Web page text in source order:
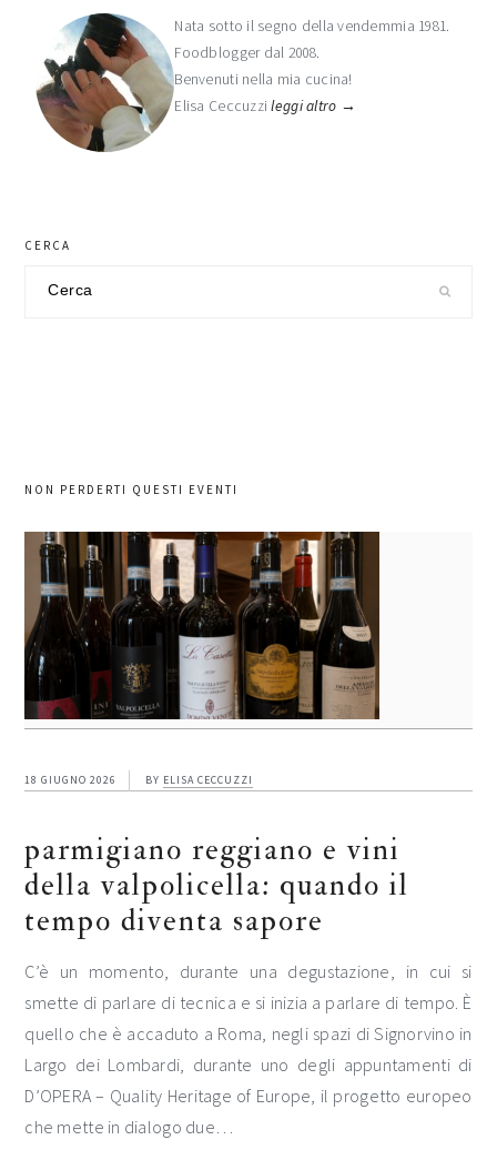
laterale
primaria
Nata sotto il segno della vendemmia 1981.
Foodblogger dal 2008.
Benvenuti nella mia cucina!
Elisa Ceccuzzileggi altro →
CERCA
NON PERDERTI QUESTI EVENTI
18 GIUGNO 2026 BY ELISA CECCUZZI
parmigiano reggiano e vini
della valpolicella: quando il
tempo diventa sapore
C’è un momento, durante una degustazione, in cui si
smette di parlare di tecnica e si inizia a parlare di tempo. È
quello che è accaduto a Roma, negli spazi di Signorvino in
Largo dei Lombardi, durante uno degli appuntamenti di
D’OPERA – Quality Heritage of Europe, il progetto europeo
che mette in dialogo due…